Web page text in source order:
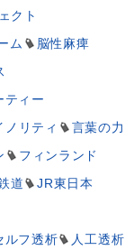
クト
ム
脳性麻痺
ティー
ノリティ
言葉の力
フィンランド
道
JR東日本
ルフ透析
人工透析